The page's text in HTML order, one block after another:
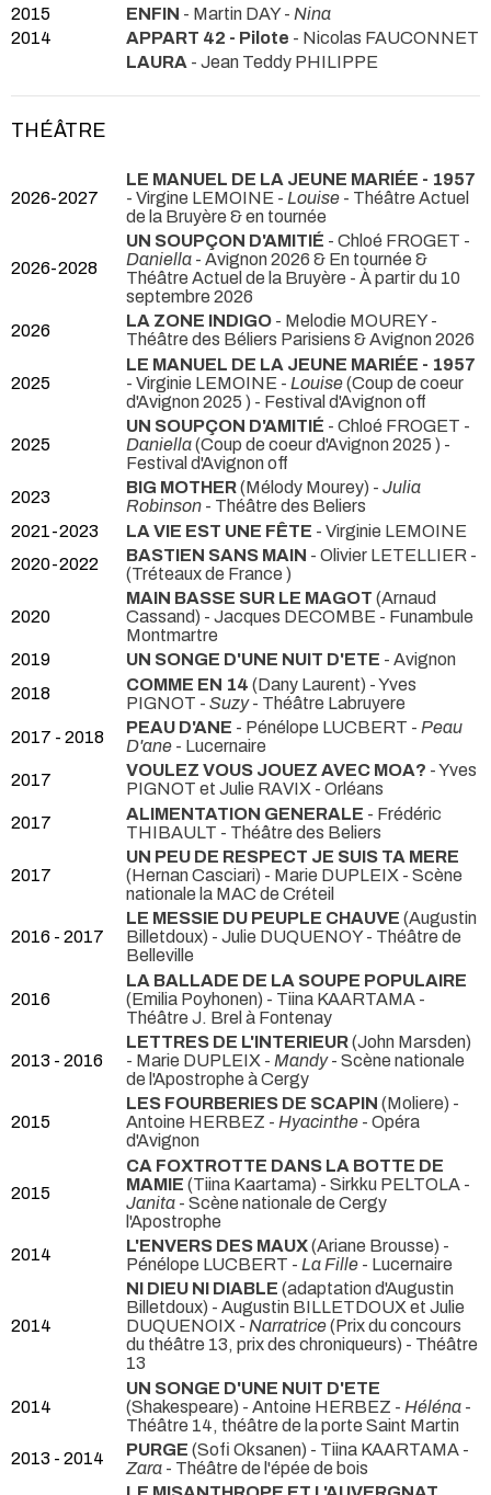
2015
ENFIN - Martin DAY - Nina
2014
APPART 42 - Pilote - Nicolas FAUCONNET
LAURA - Jean Teddy PHILIPPE
THÉÂTRE
2026-2027
LE MANUEL DE LA JEUNE MARIÉE - 1957
- Virgine LEMOINE - Louise - Théâtre Actuel
de la Bruyère & en tournée
2026-2028
UN SOUPÇON D'AMITIÉ - Chloé FROGET -
Daniella - Avignon 2026 & En tournée &
Théâtre Actuel de la Bruyère - À partir du 10
septembre 2026
2026
LA ZONE INDIGO - Melodie MOUREY-
Théâtre des Béliers Parisiens & Avignon 2026
2025
LE MANUEL DE LA JEUNE MARIÉE - 1957
- Virginie LEMOINE - Louise(Coup de coeur
d'Avignon 2025 ) - Festival d'Avignon off
2025
UN SOUPÇON D'AMITIÉ - Chloé FROGET -
Daniella(Coup de coeur d'Avignon 2025 ) -
Festival d'Avignon off
2023
BIG MOTHER(Mélody Mourey) - Julia
Robinson - Théâtre des Beliers
2021-2023
LA VIE EST UNE FÊTE - Virginie LEMOINE
2020-2022
BASTIEN SANS MAIN - Olivier LETELLIER -
(Tréteaux de France )
2020
MAIN BASSE SUR LE MAGOT (Arnaud
Cassand) - Jacques DECOMBE - Funambule
Montmartre
2019
UN SONGE D'UNE NUIT D'ETE - Avignon
2018
COMME EN 14 (Dany Laurent) - Yves
PIGNOT - Suzy- Théâtre Labruyere
2017 - 2018
PEAU D'ANE - Pénélope LUCBERT - Peau
D'ane - Lucernaire
2017
VOULEZ VOUS JOUEZ AVEC MOA? - Yves
PIGNOT et Julie RAVIX - Orléans
2017
ALIMENTATION GENERALE - Frédéric
THIBAULT - Théâtre des Beliers
2017
UN PEU DE RESPECT JE SUIS TA MERE
(Hernan Casciari) - Marie DUPLEIX - Scène
nationale la MAC de Créteil
2016 - 2017
LE MESSIE DU PEUPLE CHAUVE (Augustin
Billetdoux) - Julie DUQUENOY- Théâtre de
Belleville
2016
LA BALLADE DE LA SOUPE POPULAIRE
(Emilia Poyhonen) - Tiina KAARTAMA -
Théâtre J. Brel à Fontenay
2013 - 2016
LETTRES DE L'INTERIEUR(John Marsden)
- Marie DUPLEIX - Mandy- Scène nationale
de l'Apostrophe à Cergy
2015
LES FOURBERIES DE SCAPIN (Moliere) -
Antoine HERBEZ - Hyacinthe - Opéra
d'Avignon
2015
CA FOXTROTTE DANS LA BOTTE DE
MAMIE (Tiina Kaartama) - Sirkku PELTOLA -
Janita - Scène nationale de Cergy
l'Apostrophe
2014
L'ENVERS DES MAUX(Ariane Brousse) -
Pénélope LUCBERT - La Fille - Lucernaire
2014
NI DIEU NI DIABLE (adaptation d'Augustin
Billetdoux) - Augustin BILLETDOUX et Julie
DUQUENOIX - Narratrice(Prix du concours
du théâtre 13, prix des chroniqueurs) - Théâtre
13
2014
UN SONGE D'UNE NUIT D'ETE
(Shakespeare) - Antoine HERBEZ - Héléna -
Théâtre 14, théâtre de la porte Saint Martin
2013 - 2014
PURGE (Sofi Oksanen) - Tiina KAARTAMA -
Zara - Théâtre de l'épée de bois